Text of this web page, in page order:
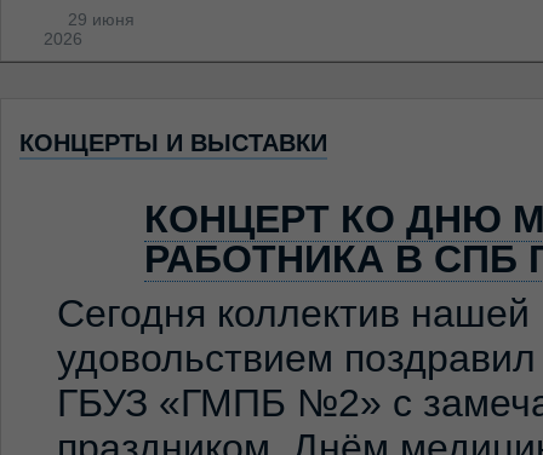
29 июня
2026
КОНЦЕРТЫ И ВЫСТАВКИ
КОНЦЕРТ КО ДНЮ
РАБОТНИКА В СПБ
Сегодня коллектив
удовольствием
ГБУЗ «ГМПБ №2» с